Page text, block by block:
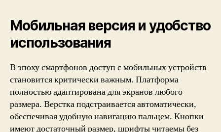
Мобильная версия и удобство
использования
В эпоху смартфонов доступ с мобильных устройств
становится критически важным. Платформа
полностью адаптирована для экранов любого
размера. Верстка подстраивается автоматически,
обеспечивая удобную навигацию пальцем. Кнопки
имеют достаточный размер, шрифты читаемы без